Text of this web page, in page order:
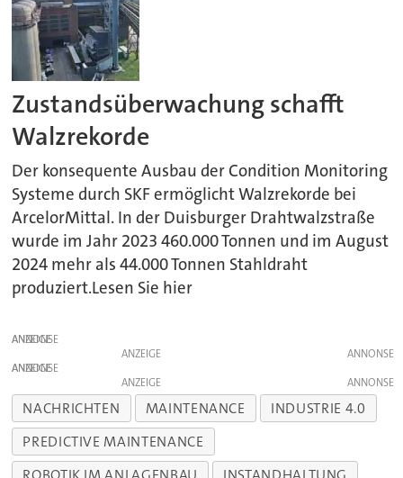
Zustandsüberwachung schafft
Walzrekorde
Der konsequente Ausbau der Condition Monitoring
Systeme durch SKF ermöglicht Walzrekorde bei
ArcelorMittal. In der Duisburger Drahtwalzstraße
wurde im Jahr 2023 460.000 Tonnen und im August
2024 mehr als 44.000 Tonnen Stahldraht
produziert.Lesen Sie hier
ANZEIGE
ANZEIGE
ANZEIGE
ANZEIGE
NACHRICHTEN MAINTENANCE
INDUSTRIE 4.0
PREDICTIVE MAINTENANCE